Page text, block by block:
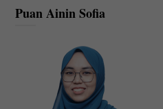
Puan Ainin Sofia